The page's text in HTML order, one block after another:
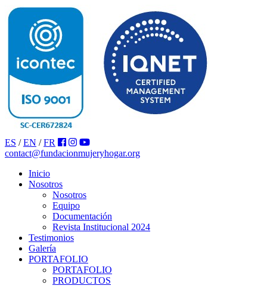
ES / EN / FR
contact@fundacionmujeryhogar.org
Inicio
Nosotros
Nosotros
Equipo
Documentación
Revista Institucional 2024
Testimonios
Galería
PORTAFOLIO
PORTAFOLIO
PRODUCTOS